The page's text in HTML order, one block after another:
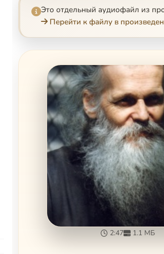
Это отдельный аудиофайл из
Перейти к файлу в
2:47 1.1 МБ